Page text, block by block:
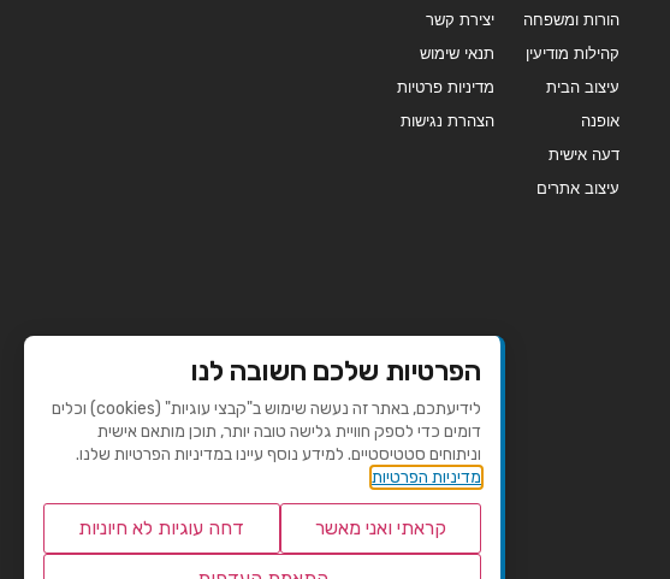
הורות ומשפחה
קהילות מודיעין
עיצוב הבית
אופנה
דעה אישית
עיצוב אתרים
יצירת קשר
תנאי שימוש
מדיניות פרטיות
הצהרת נגישות
הפרטיות שלכם חשובה לנו
לידיעתכם, באתר זה נעשה שימוש ב"קבצי עוגיות" (cookies) וכלים
דומים כדי לספק חוויית גלישה טובה יותר, תוכן מותאם אישית
וניתוחים סטטיסטיים. למידע נוסף עיינו במדיניות הפרטיות שלנו.
מדיניות הפרטיות
קראתי ואני מאשר דחה עוגיות לא חיוניות